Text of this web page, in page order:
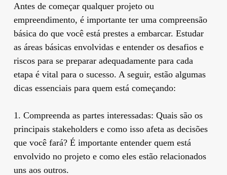
Antes de começar qualquer projeto ou
empreendimento, é importante ter uma compreensão
básica do que você está prestes a embarcar. Estudar
as áreas básicas envolvidas e entender os desafios e
riscos para se preparar adequadamente para cada
etapa é vital para o sucesso. A seguir, estão algumas
dicas essenciais para quem está começando:
1. Compreenda as partes interessadas: Quais são os
principais stakeholders e como isso afeta as decisões
que você fará? É importante entender quem está
envolvido no projeto e como eles estão relacionados
uns aos outros.